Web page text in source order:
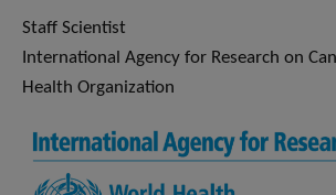
Staff Scientist
International Agency for Research on
Health Organization